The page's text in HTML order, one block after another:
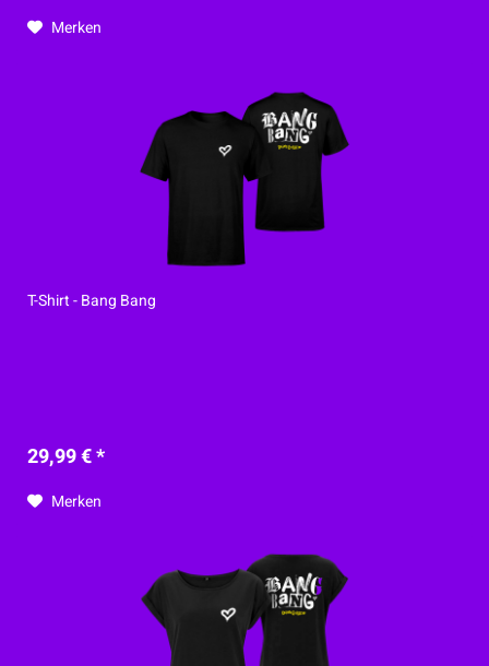
Merken
T-Shirt - Bang Bang
29,99 € *
Merken